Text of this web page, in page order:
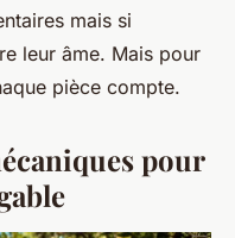
mais si
leur âme. Mais pour
pièce compte.
pour